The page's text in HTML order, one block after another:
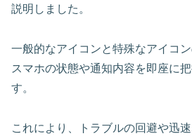
説明しました。
一般的なアイコンと特殊なアイコ
スマホの状態や通知内容を即座に
す。
これにより、トラブルの回避や迅